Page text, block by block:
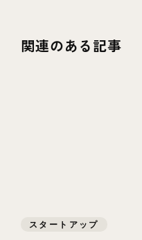
関連のある記事
スタートアップ